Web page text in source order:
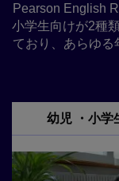
Pearson English
小学生向けが2種
ており、あらゆる
幼児 ・小学